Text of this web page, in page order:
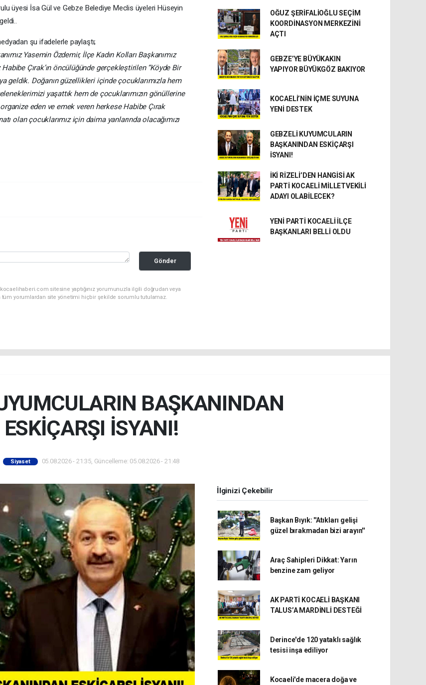
üyesi İsa Gül ve Gebze Belediye Meclis üyeleri Hüseyin
şu ifadelerle paylaştı;
Yasemin Özdemir, İlçe Kadın Kolları Başkanımız
Çırak’ın öncülüğünde gerçekleştirilen “Köyde Bir
geldik. Doğanın güzellikleri içinde çocuklarımızla hem
yaşattık hem de çocuklarımızın gönüllerine
eden ve emek veren herkese Habibe Çırak
olan çocuklarımız için daima yanlarında olacağımızı
Gönder
sitesine yaptığınız yorumunuzla ilgili doğrudan veya
tüm yorumlardan site yönetimi hiçbir şekilde sorumlu tutulamaz.
OĞUZ ŞERİFALİOĞLU SEÇİM
KOORDİNASYON MERKEZİNİ
AÇTI
GEBZE’YE BÜYÜKAKIN
YAPIYOR BÜYÜKGÖZ BAKIYOR
KOCAELİ’NİN İÇME SUYUNA
YENİ DESTEK
GEBZELİ KUYUMCULARIN
BAŞKANINDAN ESKİÇARŞI
İSYANI!
İKİ RİZELİ’DEN HANGİSİ AK
PARTİ KOCAELİ MİLLETVEKİLİ
ADAYI OLABİLECEK?
YENİ PARTİ KOCAELİ İLÇE
BAŞKANLARI BELLİ OLDU
BAŞKANINDAN
ESKİÇARŞI İSYANI!
Siyaset 05.08.2026 - 21:35, Güncelleme: 05.08.2026 - 21:48
İlginizi Çekebilir
Başkan Bıyık: ''Atıkları gelişi
güzel bırakmadan bizi arayın''
Araç Sahipleri Dikkat: Yarın
benzine zam geliyor
AK PARTİ KOCAELİ BAŞKANI
TALUS’A MARDİNLİ DESTEĞİ
Derince'de 120 yataklı sağlık
tesisi inşa ediliyor
Kocaeli'de macera doğa ve